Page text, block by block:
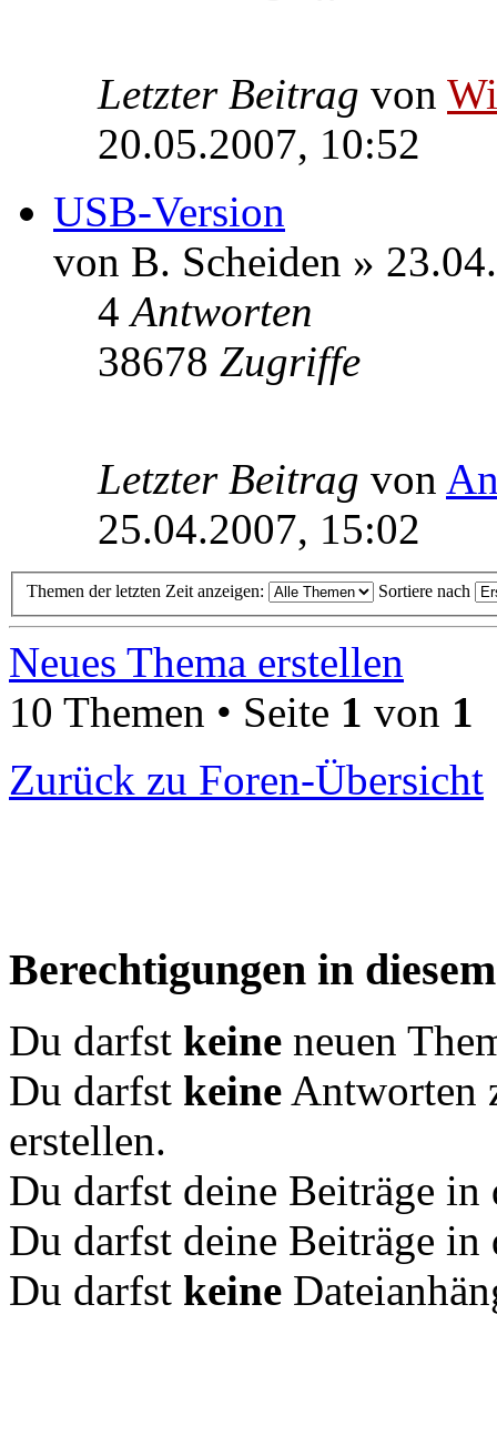
Letzter Beitrag von
20.05.2007, 10:52
USB-Version
von B. Scheiden »
4Antworten
38678 Zugriffe
Letzter Beitrag von
25.04.2007, 15:02
Themen der letzten Zeit anzeigen: Sortiere nach
Neues Thema erstellen
10 Themen • Seite 1 von 1
Zurück zu Foren-Übersicht
Berechtigungen in
Du darfst keine neuen
Du darfst keine Antworten
erstellen.
Du darfst deine Beiträge
Du darfst deine Beiträge
Du darfst keine